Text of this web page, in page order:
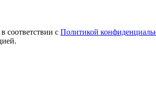
соответствии с Политикой